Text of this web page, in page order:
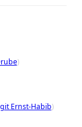
)
Ernst-Habib)